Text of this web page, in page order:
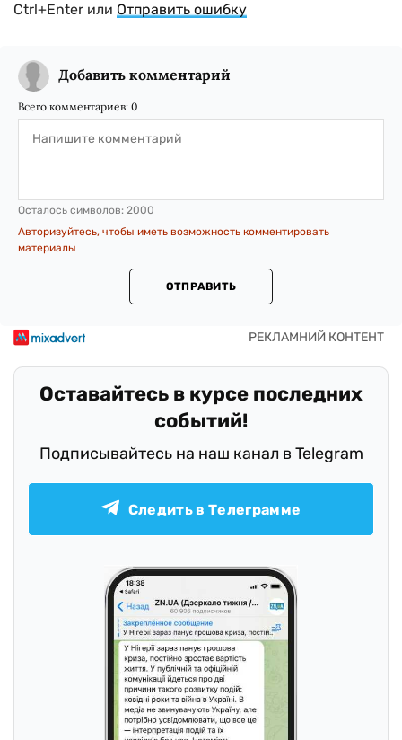
Ctrl+Enter или Отправить ошибку
Добавить комментарий
Всего комментариев: 0
Осталось символов: 2000
Авторизуйтесь, чтобы иметь возможность комментировать
материалы
ОТПРАВИТЬ
Оставайтесь в курсе последних
событий!
Подписывайтесь на наш канал в Telegram
Следить в Телеграмме